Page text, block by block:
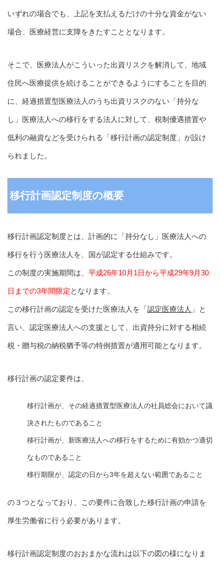
いずれの場合でも、上記を支払えるだけの十分な資金がない
場合、医療経営に支障をきたすこととなります。
そこで、医療法人がこういった出資リスクを解消して、地域
住民へ医療提供を続けることができるようにすることを目的
に、経過措置型医療法人のうち出資リスクのない「持分な
し」医療法人への移行をする法人に対して、税制優遇措置や
低利の融資などを受けられる「移行計画の認定制度」が設け
られました。
移行計画認定制度の概要
移行計画認定制度とは、計画的に「持分なし」医療法人への
移行を行う医療法人を、国が認定する仕組みです。
この制度の実施期間は、 平成26年10月1日から平成29年9月30
日までの3年間限定となります。
この移行計画の認定を受けた医療法人を「認定医療法人 」と
言い、認定医療法人への支援として、出資持分に対する相続
税・贈与税の納税猶予等の特例措置が適用可能となります。
移行計画の認定要件は、
移行計画が、その経過措置型医療法人の社員総会において議
決されたものであること
移行計画が、新医療法人への移行をするために有効かつ適切
なものであること
移行期限が、認定の日から3年を超えない範囲であること
の３つとなっており、この要件に合致した移行計画の申請を
厚生労働省に行う必要があります。
移行計画認定制度のおおまかな流れは以下の図の様になりま